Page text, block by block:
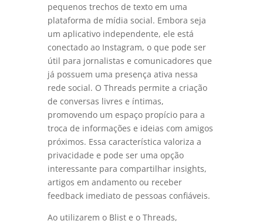
pequenos trechos de texto em uma
plataforma de mídia social. Embora seja
um aplicativo independente, ele está
conectado ao Instagram, o que pode ser
útil para jornalistas e comunicadores que
já possuem uma presença ativa nessa
rede social. O Threads permite a criação
de conversas livres e íntimas,
promovendo um espaço propício para a
troca de informações e ideias com amigos
próximos. Essa característica valoriza a
privacidade e pode ser uma opção
interessante para compartilhar insights,
artigos em andamento ou receber
feedback imediato de pessoas confiáveis.
Ao utilizarem o Blist e o Threads,